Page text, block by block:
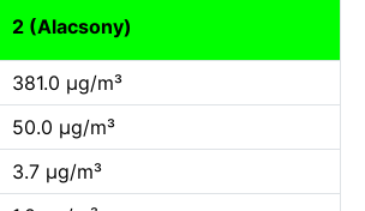
2 (Alacsony)
381.0 µg/m³
50.0 µg/m³
3.7 µg/m³